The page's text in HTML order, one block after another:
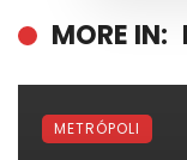
MORE IN:
METRÓPOLI